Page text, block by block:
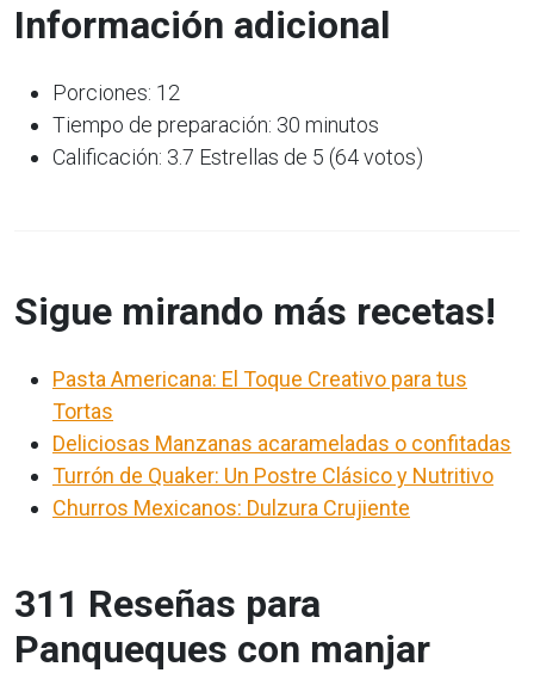
Información adicional
Porciones: 12
Tiempo de preparación: 30 minutos
Calificación: 3.7 Estrellas de 5 (64 votos)
Sigue mirando más recetas!
Pasta Americana: El Toque Creativo para tus
Tortas
Deliciosas Manzanas acarameladas o confitadas
Turrón de Quaker: Un Postre Clásico y Nutritivo
Churros Mexicanos: Dulzura Crujiente
311 Reseñas para
Panqueques con manjar